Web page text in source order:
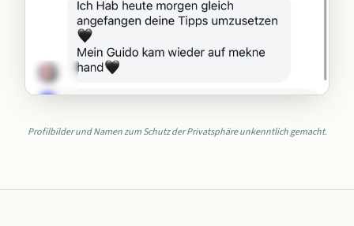
Profilbilder und Namen zum Schutz der Privatsphäre unkenntlich gemacht.